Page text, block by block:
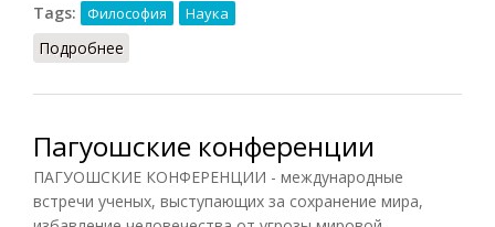
Tags:
Философия Наука
Подробнее
Пагуошские конференции
ПАГУОШСКИЕ КОНФЕРЕНЦИИ - международные
встречи ученых, выступающих за сохранение мира,